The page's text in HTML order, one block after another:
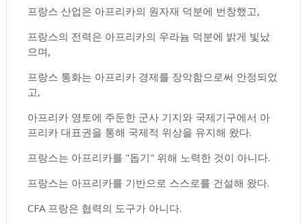
프랑스 산업은 아프리카의 원자재 덕분에 번창했고,
프랑스의 전력은 아프리카의 우라늄 덕분에 밝게 빛났
으며,
프랑스 통화는 아프리카 경제를 장악함으로써 안정되었
고,
아프리카 영토에 주둔한 군사 기지와 국제기구에서 아
프리카 대표권을 통해 국제적 위상을 유지해 왔다.
프랑스는 아프리카를 "돕기" 위해 노력한 것이 아니다.
프랑스는 아프리카를 기반으로 스스로를 건설해 왔다.
CFA 프랑은 협력의 도구가 아니다.